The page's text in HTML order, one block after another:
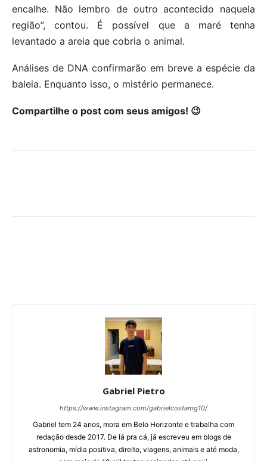
encalhe. Não lembro de outro acontecido naquela
região”, contou. É possível que a maré tenha
levantado a areia que cobria o animal.
Análises de DNA confirmarão em breve a espécie da
baleia. Enquanto isso, o mistério permanece.
Compartilhe o post com seus amigos! 😉
Gabriel Pietro
https://www.instagram.com/gabrielcostamg10/
Gabriel tem 24 anos, mora em Belo Horizonte e trabalha com
redação desde 2017. De lá pra cá, já escreveu em blogs de
astronomia, mídia positiva, direito, viagens, animais e até moda,